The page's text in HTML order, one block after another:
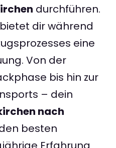
durchführen.
dir während
eine
Von der
bis hin zur
– dein
nach
besten